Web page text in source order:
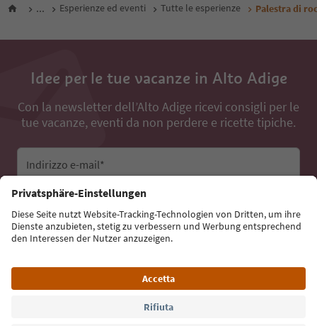
... Esperienze ed eventi Tutte le esperienze Palestra di
Idee per le tue vacanze in Alto Adige
Con la newsletter dell’Alto Adige ricevi consigli per le
tue vacanze, eventi da non perdere e ricette tipiche.
Indirizzo e-mail*
Iscriviti alla newsletter